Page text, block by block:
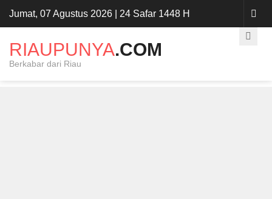
Jumat, 07 Agustus 2026 | 24 Safar 1448 H
RIAUPUNYA.COM
Berkabar dari Riau